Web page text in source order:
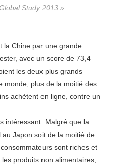
Study 2013 »
la Chine par une grande
avec un score de 73,4
les deux plus grands
monde, plus de la moitié des
achètent en ligne, contre un
intéressant. Malgré que la
Japon soit de la moitié de
sont riches et
produits non alimentaires,